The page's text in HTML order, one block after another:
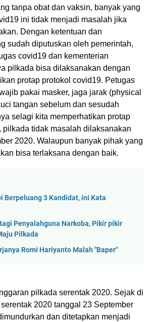
tanpa obat dan vaksin, banyak yang
ini tidak menjadi masalah jika
Dengan ketentuan dan
sudah diputuskan oleh pemerintah,
covid19 dan kementerian
pilkada bisa dilaksanakan dengan
protap protokol covid19. Petugas
pakai masker, jaga jarak (physical
tangan sebelum dan sesudah
selagi kita memperhatikan protap
pilkada tidak masalah dilaksanakan
2020. Walaupun banyak pihak yang
bisa terlaksana dengan baik.
Berpeluang 3 Kandidat, ini Kata
Penyalahguna Narkoba, Pikir pikir
Pilkada
Romi Hariyanto Malah "Baper"
pilkada serentak 2020. Sejak di
2020 tanggal 23 September
dan ditetapkan menjadi